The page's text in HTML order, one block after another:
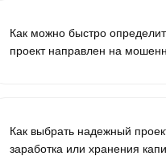
Как можно быстро
проект направлен на
Как выбрать надежный
заработка или хранения